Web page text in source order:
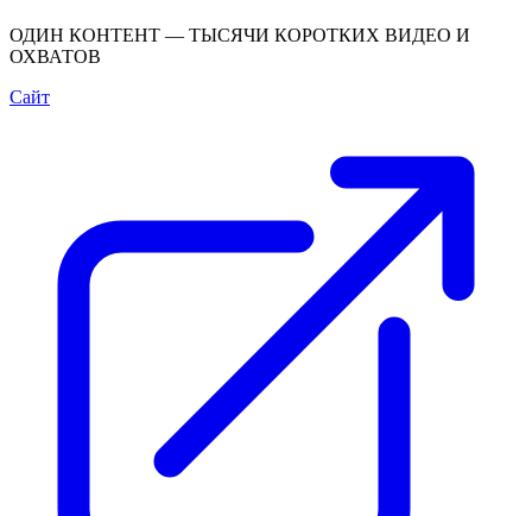
ОДИН КОНТЕНТ — ТЫСЯЧИ КОРОТКИХ ВИДЕО И
ОХВАТОВ
Сайт